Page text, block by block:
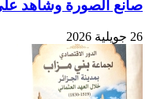
صانع الصورة وشاهد
26 جويلية 2026